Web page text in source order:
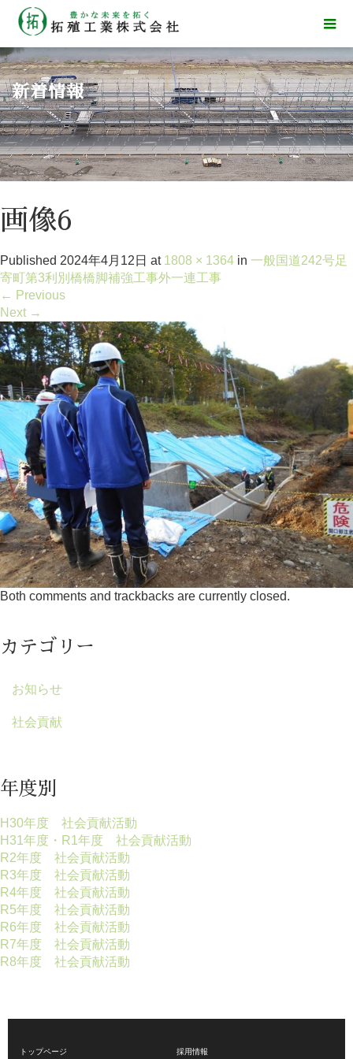
新着情報
画像6
Published 2024年4月12日 at 1808 × 1364 in 一般国道242号足
寄町第3利別橋橋脚補強工事外一連工事
← Previous
Next →
Both comments and trackbacks are currently closed.
カテゴリー
お知らせ
社会貢献
年度別
H30年度 社会貢献活動
H31年度・R1年度 社会貢献活動
R2年度 社会貢献活動
R3年度 社会貢献活動
R4年度 社会貢献活動
R5年度 社会貢献活動
R6年度 社会貢献活動
R7年度 社会貢献活動
R8年度 社会貢献活動
トップページ 採用情報